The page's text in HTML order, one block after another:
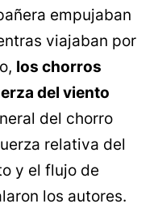
empujaban
viajaban por
los chorros
del viento
del chorro
relativa del
y el flujo de
los autores.